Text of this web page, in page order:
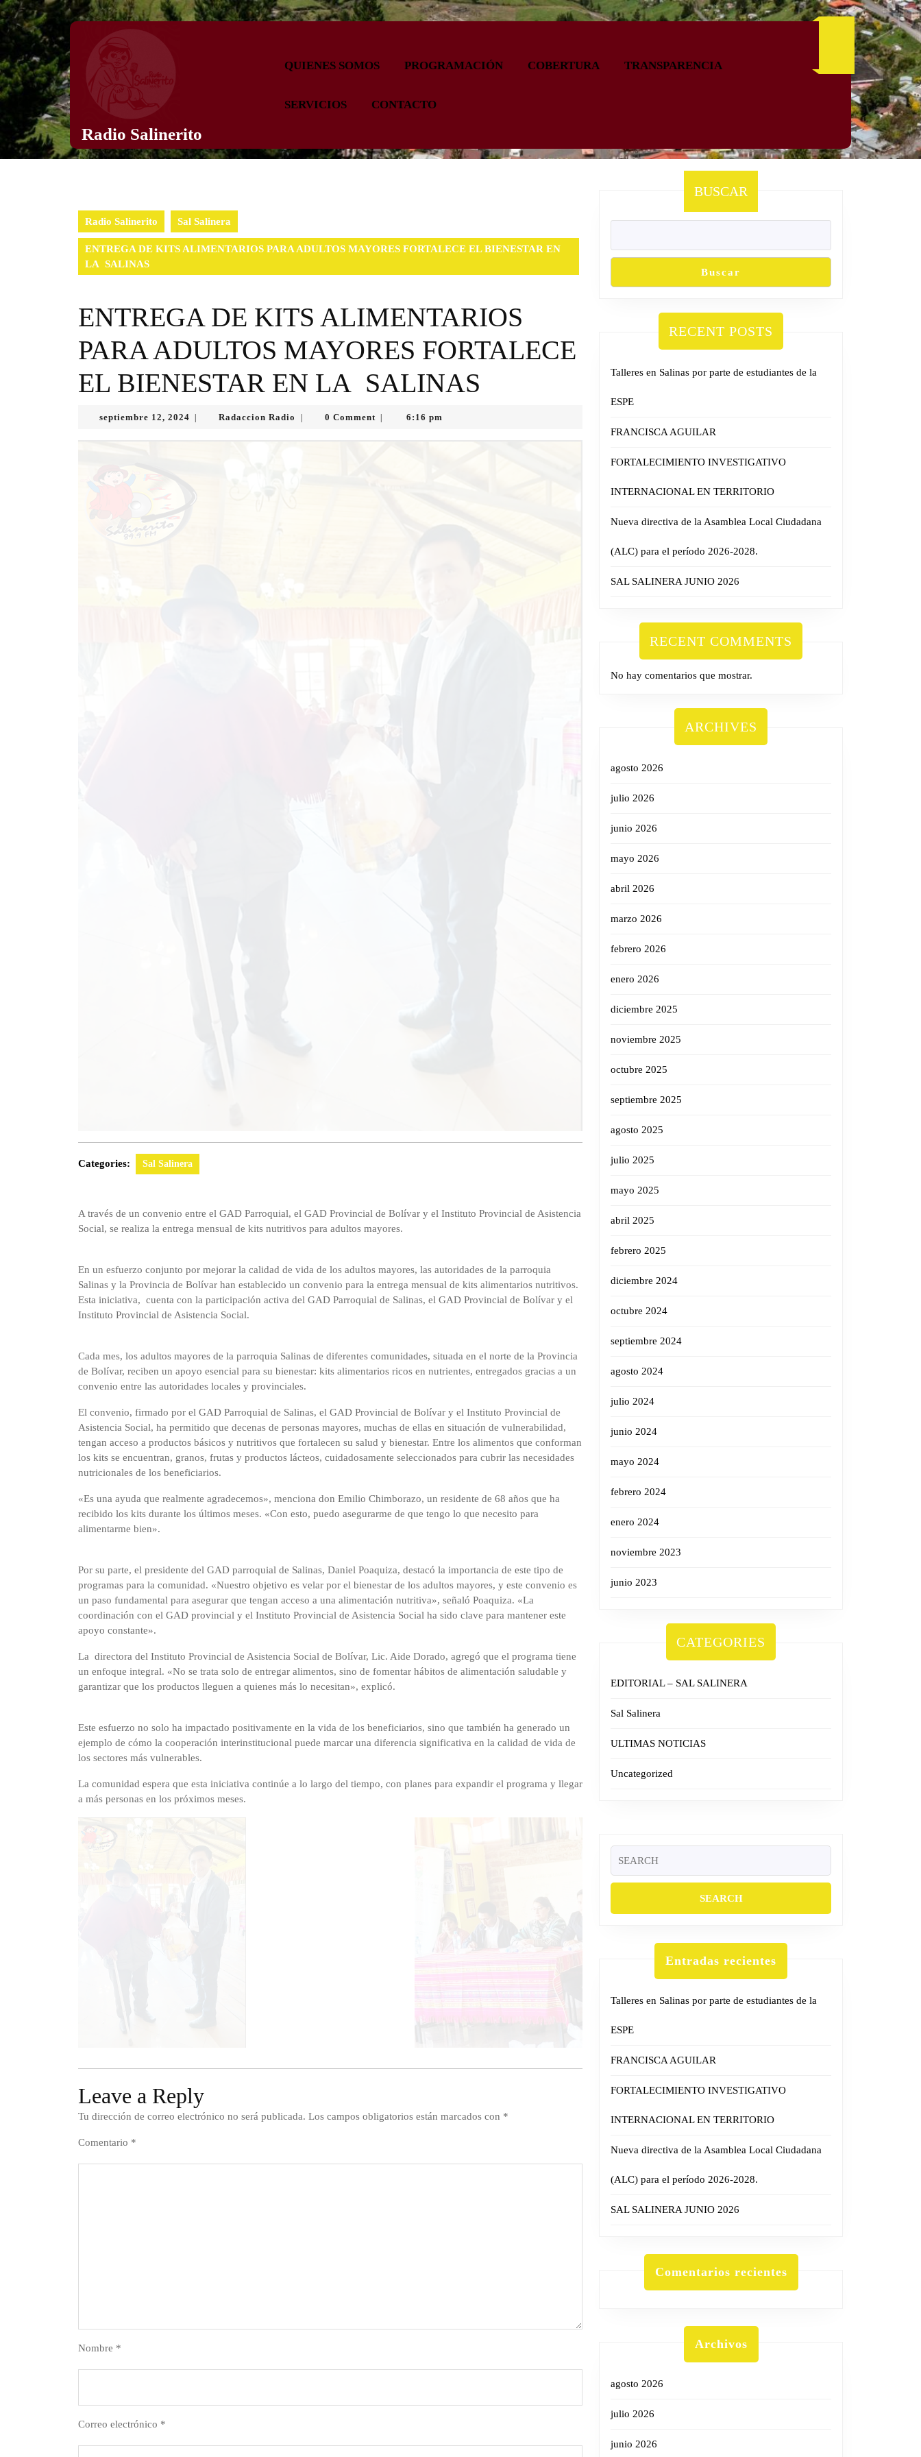
Radio Salinerito
QUIENES SOMOS PROGRAMACIÓN COBERTURA TRANSPARENCIA
SERVICIOS CONTACTO
Radio Salinerito Sal Salinera
ENTREGA DE KITS ALIMENTARIOS PARA ADULTOS MAYORES FORTALECE EL BIENESTAR EN
LA SALINAS
ENTREGA DE KITS ALIMENTARIOS
PARA ADULTOS MAYORES FORTALECE
EL BIENESTAR EN LA SALINAS
septiembre 12, 2024 Radaccion Radio 0 Comment 6:16 pm
Categories: Sal Salinera
A través de un convenio entre el GAD Parroquial, el GAD Provincial de Bolívar y el Instituto Provincial de Asistencia
Social, se realiza la entrega mensual de kits nutritivos para adultos mayores.
En un esfuerzo conjunto por mejorar la calidad de vida de los adultos mayores, las autoridades de la parroquia
Salinas y la Provincia de Bolívar han establecido un convenio para la entrega mensual de kits alimentarios nutritivos.
Esta iniciativa, cuenta con la participación activa del GAD Parroquial de Salinas, el GAD Provincial de Bolívar y el
Instituto Provincial de Asistencia Social.
Cada mes, los adultos mayores de la parroquia Salinas de diferentes comunidades, situada en el norte de la Provincia
de Bolívar, reciben un apoyo esencial para su bienestar: kits alimentarios ricos en nutrientes, entregados gracias a un
convenio entre las autoridades locales y provinciales.
El convenio, firmado por el GAD Parroquial de Salinas, el GAD Provincial de Bolívar y el Instituto Provincial de
Asistencia Social, ha permitido que decenas de personas mayores, muchas de ellas en situación de vulnerabilidad,
tengan acceso a productos básicos y nutritivos que fortalecen su salud y bienestar. Entre los alimentos que conforman
los kits se encuentran, granos, frutas y productos lácteos, cuidadosamente seleccionados para cubrir las necesidades
nutricionales de los beneficiarios.
«Es una ayuda que realmente agradecemos», menciona don Emilio Chimborazo, un residente de 68 años que ha
recibido los kits durante los últimos meses. «Con esto, puedo asegurarme de que tengo lo que necesito para
alimentarme bien».
Por su parte, el presidente del GAD parroquial de Salinas, Daniel Poaquiza, destacó la importancia de este tipo de
programas para la comunidad. «Nuestro objetivo es velar por el bienestar de los adultos mayores, y este convenio es
un paso fundamental para asegurar que tengan acceso a una alimentación nutritiva», señaló Poaquiza. «La
coordinación con el GAD provincial y el Instituto Provincial de Asistencia Social ha sido clave para mantener este
apoyo constante».
La directora del Instituto Provincial de Asistencia Social de Bolívar, Lic. Aide Dorado, agregó que el programa tiene
un enfoque integral. «No se trata solo de entregar alimentos, sino de fomentar hábitos de alimentación saludable y
garantizar que los productos lleguen a quienes más lo necesitan», explicó.
Este esfuerzo no solo ha impactado positivamente en la vida de los beneficiarios, sino que también ha generado un
ejemplo de cómo la cooperación interinstitucional puede marcar una diferencia significativa en la calidad de vida de
los sectores más vulnerables.
La comunidad espera que esta iniciativa continúe a lo largo del tiempo, con planes para expandir el programa y llegar
a más personas en los próximos meses.
Leave a Reply
Tu dirección de correo electrónico no será publicada. Los campos obligatorios están marcados con *
Comentario *
Nombre *
Correo electrónico *
BUSCAR
Buscar
RECENT POSTS
Talleres en Salinas por parte de estudiantes de la
ESPE
FRANCISCA AGUILAR
FORTALECIMIENTO INVESTIGATIVO
INTERNACIONAL EN TERRITORIO
Nueva directiva de la Asamblea Local Ciudadana
(ALC) para el período 2026-2028.
SAL SALINERA JUNIO 2026
RECENT COMMENTS
No hay comentarios que mostrar.
ARCHIVES
agosto 2026
julio 2026
junio 2026
mayo 2026
abril 2026
marzo 2026
febrero 2026
enero 2026
diciembre 2025
noviembre 2025
octubre 2025
septiembre 2025
agosto 2025
julio 2025
mayo 2025
abril 2025
febrero 2025
diciembre 2024
octubre 2024
septiembre 2024
agosto 2024
julio 2024
junio 2024
mayo 2024
febrero 2024
enero 2024
noviembre 2023
junio 2023
CATEGORIES
EDITORIAL – SAL SALINERA
Sal Salinera
ULTIMAS NOTICIAS
Uncategorized
Entradas recientes
Talleres en Salinas por parte de estudiantes de la
ESPE
FRANCISCA AGUILAR
FORTALECIMIENTO INVESTIGATIVO
INTERNACIONAL EN TERRITORIO
Nueva directiva de la Asamblea Local Ciudadana
(ALC) para el período 2026-2028.
SAL SALINERA JUNIO 2026
Comentarios recientes
Archivos
agosto 2026
julio 2026
junio 2026